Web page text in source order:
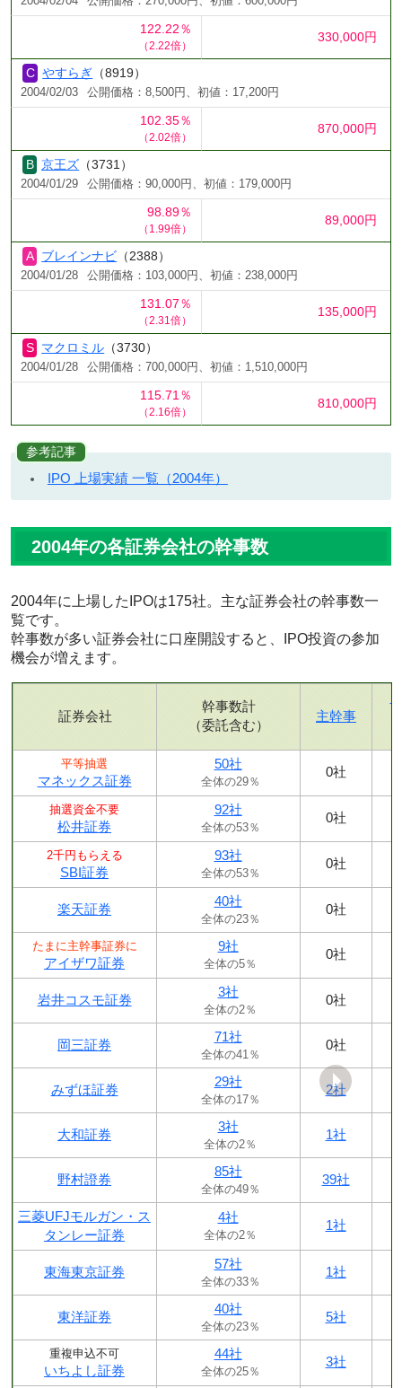
122.22％
（2.22倍）
330,000円
やすらぎ （8919）
2004/02/03 公開価格：8,500円、初値：17,200円
102.35％
（2.02倍）
870,000円
京王ズ （3731）
2004/01/29 公開価格：90,000円、初値：179,000円
98.89％
（1.99倍）
89,000円
ブレインナビ （2388）
2004/01/28 公開価格：103,000円、初値：238,000円
131.07％
（2.31倍）
135,000円
マクロミル （3730）
2004/01/28 公開価格：700,000円、初値：1,510,000円
115.71％
（2.16倍）
810,000円
参考記事
IPO 上場実績 一覧（2004年）
2004年の各証券会社の幹事数
2004年に上場したIPOは175社。主な証券会社の幹事数一
覧です。
幹事数が多い証券会社に口座開設すると、IPO投資の参加
機会が増えます。
証券会社
幹事数計
（委託含む）
主幹事
平等抽選
マネックス証券
50社
全体の29％
0社
抽選資金不要
松井証券
92社
全体の53％
0社
2千円もらえる
SBI証券
93社
全体の53％
0社
楽天証券
40社
全体の23％
0社
たまに主幹事証券に
アイザワ証券
9社
全体の5％
0社
岩井コスモ証券
3社
全体の2％
0社
岡三証券
71社
全体の41％
0社
みずほ証券
29社
全体の17％
2社
大和証券
3社
全体の2％
1社
野村證券
85社
全体の49％
39社
三菱UFJモルガン・ス
タンレー証券
4社
全体の2％
1社
東海東京証券
57社
全体の33％
1社
東洋証券
40社
全体の23％
5社
重複申込不可
いちよし証券
44社
全体の25％
3社